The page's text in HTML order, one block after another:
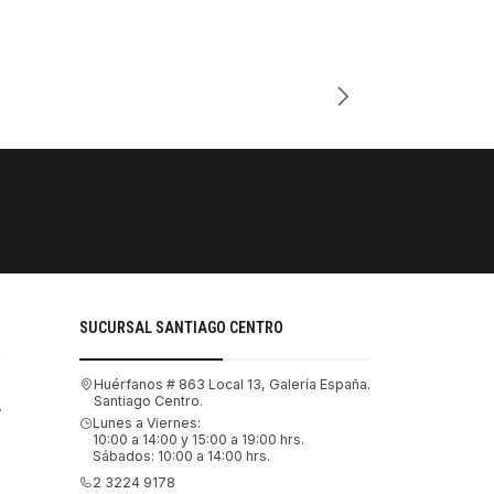
SUCURSAL SANTIAGO CENTRO
Huérfanos # 863 Local 13, Galería España.
Santiago Centro.
Lunes a Viernes:
10:00 a 14:00 y 15:00 a 19:00 hrs.
Sábados: 10:00 a 14:00 hrs.
2 3224 9178